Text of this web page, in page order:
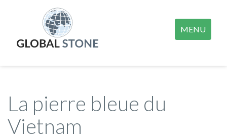
MENU
La pierre bleue du
Vietnam